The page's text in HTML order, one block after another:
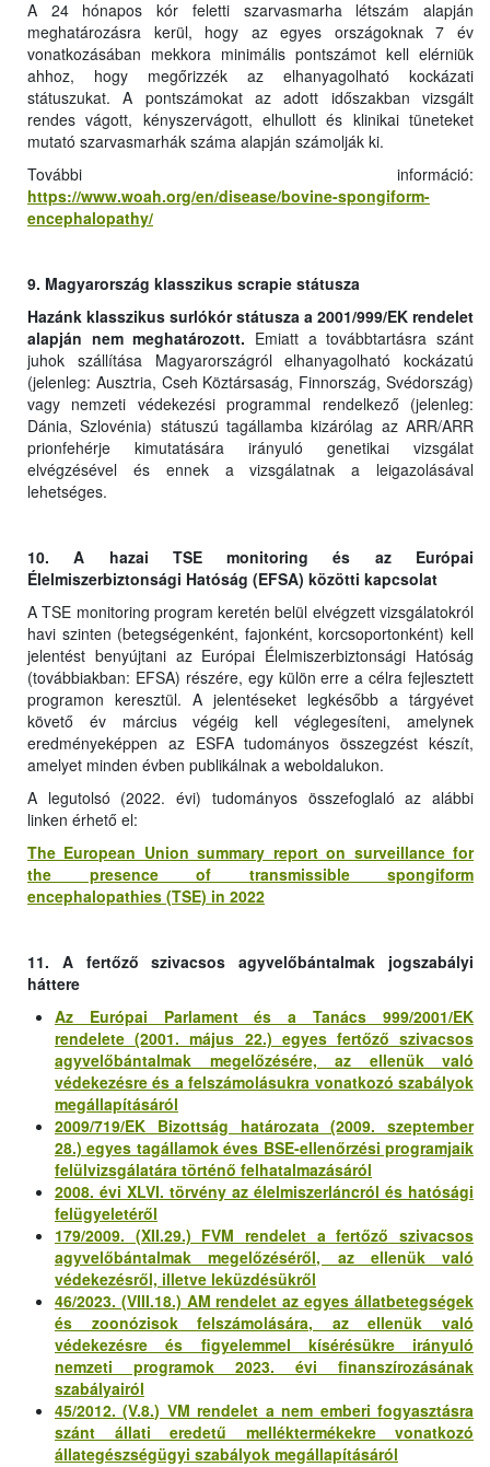
A 24 hónapos kór feletti szarvasmarha létszám alapján
meghatározásra kerül, hogy az egyes országoknak 7 év
vonatkozásában mekkora minimális pontszámot kell elérniük
ahhoz, hogy megőrizzék az elhanyagolható kockázati
státuszukat. A pontszámokat az adott időszakban vizsgált
rendes vágott, kényszervágott, elhullott és klinikai tüneteket
mutató szarvasmarhák száma alapján számolják ki.
További információ:
https://www.woah.org/en/disease/bovine-spongiform-
encephalopathy/
9. Magyarország klasszikus scrapie státusza
Hazánk klasszikus surlókór státusza a 2001/999/EK rendelet
alapján nem meghatározott. Emiatt a továbbtartásra szánt
juhok szállítása Magyarországról elhanyagolható kockázatú
(jelenleg: Ausztria, Cseh Köztársaság, Finnország, Svédország)
vagy nemzeti védekezési programmal rendelkező (jelenleg:
Dánia, Szlovénia) státuszú tagállamba kizárólag az ARR/ARR
prionfehérje kimutatására irányuló genetikai vizsgálat
elvégzésével és ennek a vizsgálatnak a leigazolásával
lehetséges.
10. A hazai TSE monitoring és az Európai
Élelmiszerbiztonsági Hatóság (EFSA) közötti kapcsolat
A TSE monitoring program keretén belül elvégzett vizsgálatokról
havi szinten (betegségenként, fajonként, korcsoportonként) kell
jelentést benyújtani az Európai Élelmiszerbiztonsági Hatóság
(továbbiakban: EFSA) részére, egy külön erre a célra fejlesztett
programon keresztül. A jelentéseket legkésőbb a tárgyévet
követő év március végéig kell véglegesíteni, amelynek
eredményeképpen az ESFA tudományos összegzést készít,
amelyet minden évben publikálnak a weboldalukon.
A legutolsó (2022. évi) tudományos összefoglaló az alábbi
linken érhető el:
The European Union summary report on surveillance for
the presence of transmissible spongiform
encephalopathies (TSE) in 2022
11. A fertőző szivacsos agyvelőbántalmak jogszabályi
háttere
Az Európai Parlament és a Tanács 999/2001/EK
rendelete (2001. május 22.) egyes fertőző szivacsos
agyvelőbántalmak megelőzésére, az ellenük való
védekezésre és a felszámolásukra vonatkozó szabályok
megállapításáról
2009/719/EK Bizottság határozata (2009. szeptember
28.) egyes tagállamok éves BSE-ellenőrzési programjaik
felülvizsgálatára történő felhatalmazásáról
2008. évi XLVI. törvény az élelmiszerláncról és hatósági
felügyeletéről
179/2009. (XII.29.) FVM rendelet a fertőző szivacsos
agyvelőbántalmak megelőzéséről, az ellenük való
védekezésről, illetve leküzdésükről
46/2023. (VIII.18.) AM rendelet az egyes állatbetegségek
és zoonózisok felszámolására, az ellenük való
védekezésre és figyelemmel kísérésükre irányuló
nemzeti programok 2023. évi finanszírozásának
szabályairól
45/2012. (V.8.) VM rendelet a nem emberi fogyasztásra
szánt állati eredetű melléktermékekre vonatkozó
állategészségügyi szabályok megállapításáról